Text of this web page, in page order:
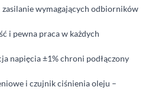
zasilanie wymagających odbiorników
i pewna praca w każdych
napięcia ±1% chroni podłączony
i czujnik ciśnienia oleju –